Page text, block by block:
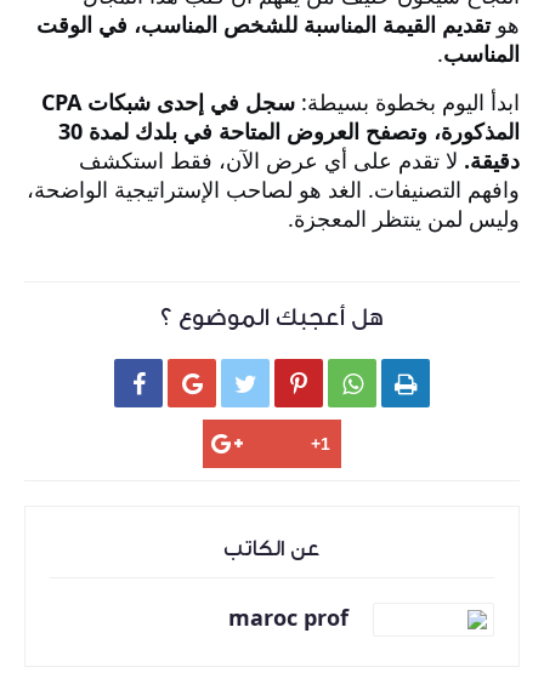
هوتقديم القيمة المناسبة للشخص المناسب، في الوقت
المناسب.
ابدأ اليوم بخطوة بسيطة:
سجل في إحدى شبكات CPA
المذكورة، وتصفح العروض المتاحة في بلدك لمدة 30
دقيقة. لا تقدم على أي عرض الآن، فقط استكشف
وافهم التصنيفات. الغد هو لصاحب الإستراتيجية الواضحة،
وليس لمن ينتظر المعجزة.
هل أعجبك الموضوع ؟
     
عن الكاتب
maroc prof